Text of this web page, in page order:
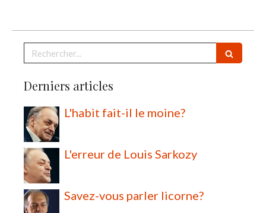
Rechercher
Derniers articles
L'habit fait-il le moine?
L'erreur de Louis Sarkozy
Savez-vous parler licorne?